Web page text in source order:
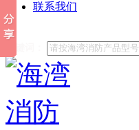
联系我们
他们都在搜索: